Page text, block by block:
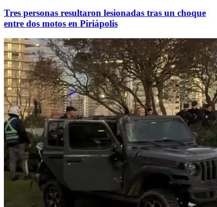
Tres personas resultaron lesionadas tras un choque
entre dos motos en Piriápolis